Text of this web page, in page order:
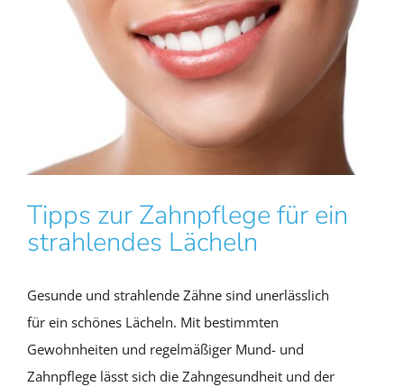
Tipps zur Zahnpflege für ein
strahlendes Lächeln
Gesunde und strahlende Zähne sind unerlässlich
für ein schönes Lächeln. Mit bestimmten
Gewohnheiten und regelmäßiger Mund- und
Zahnpflege lässt sich die Zahngesundheit und der